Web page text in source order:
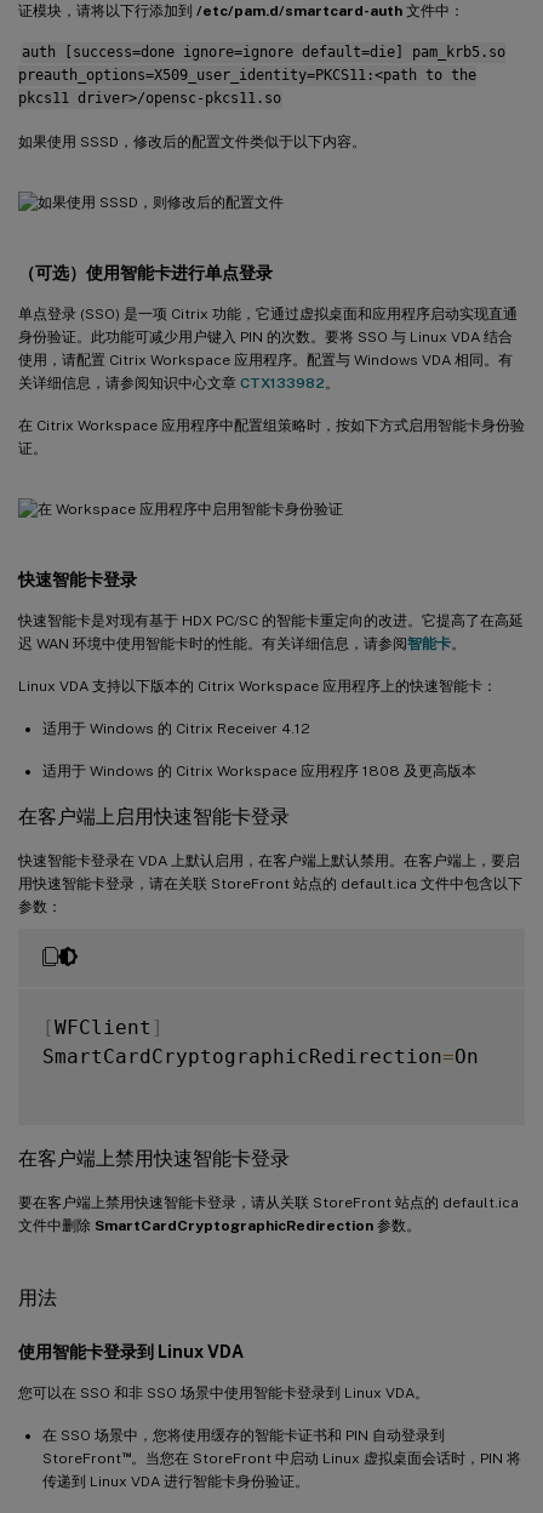
证模块，请将以下行添加到 /etc/pam.d/smartcard-auth 文件中：
auth [success=done ignore=ignore default=die] pam_krb5.so
preauth_options=X509_user_identity=PKCS11:<path to the
pkcs11 driver>/opensc-pkcs11.so
如果使用 SSSD，修改后的配置文件类似于以下内容。
（可选）使用智能卡进行单点登录
单点登录 (SSO) 是一项 Citrix 功能，它通过虚拟桌面和应用程序启动实现直通
身份验证。此功能可减少用户键入 PIN 的次数。要将 SSO 与 Linux VDA 结合
使用，请配置 Citrix Workspace 应用程序。配置与 Windows VDA 相同。有
关详细信息，请参阅知识中心文章 CTX133982 。
在 Citrix Workspace 应用程序中配置组策略时，按如下方式启用智能卡身份验
证。
快速智能卡登录
快速智能卡是对现有基于 HDX PC/SC 的智能卡重定向的改进。它提高了在高延
迟 WAN 环境中使用智能卡时的性能。有关详细信息，请参阅智能卡。
Linux VDA 支持以下版本的 Citrix Workspace 应用程序上的快速智能卡：
适用于 Windows 的 Citrix Receiver 4.12
适用于 Windows 的 Citrix Workspace 应用程序 1808 及更高版本
在客户端上启用快速智能卡登录
快速智能卡登录在 VDA 上默认启用，在客户端上默认禁用。在客户端上，要启
用快速智能卡登录，请在关联 StoreFront 站点的 default.ica 文件中包含以下
参数：
[WFClient ]
SmartCardCryptographicRedirection=On
在客户端上禁用快速智能卡登录
要在客户端上禁用快速智能卡登录，请从关联 StoreFront 站点的 default.ica
文件中删除 SmartCardCryptographicRedirection 参数。
用法
使用智能卡登录到 Linux VDA
您可以在 SSO 和非 SSO 场景中使用智能卡登录到 Linux VDA。
在 SSO 场景中，您将使用缓存的智能卡证书和 PIN 自动登录到
StoreFront™。当您在 StoreFront 中启动 Linux 虚拟桌面会话时，PIN 将
传递到 Linux VDA 进行智能卡身份验证。